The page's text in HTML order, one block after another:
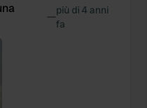
—più di 4 anni
fa